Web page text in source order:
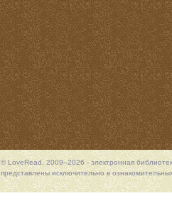
© LoveRead, 2009–2026 - электронная
представлены исключительно в